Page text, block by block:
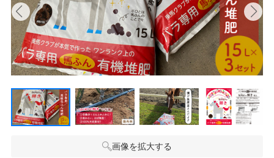
画像を拡大する